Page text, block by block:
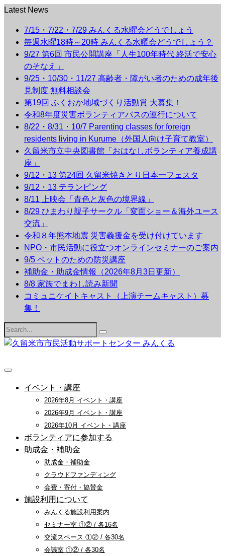
Latest News
7/15・7/22・7/29 みんくる水曜会どうでしょう
毎週水曜18時～20時 みんくる水曜会どうでしょう？
9/27 第6回 市民公開講座「人生100年時代 終活で安心
のそなえ」
9/25・10/30・11/27 高齢者・障がい者のための成年後
見制度 無料相談会
第19回 ふくおか地域づくり活動賞 大募集！
令和8年度災害ボランティアバスの運行について
8/22・8/31・10/7 Parenting classes for foreign
residents living in Kurume（外国人向け子育て教室）
久留米市立中央図書館「おはなしボランティア養成講
座」
9/12・13 第24回 久留米焼きとり日本一フェスタ
9/12・13 テランピング
8/11 上映会「青色と灰色の境界線」
8/29 ひまわり親子サークル「変面ショー＆海外ユース
交流」
令和８年熊本地震 災害義援金を受け付けています
NPO・市民活動に役立つオンラインセミナーのご案内
9/5 ペットのための防災講座
補助金・助成金情報（2026年8月3日更新）
8/8 家族でまわし読み新聞
コミュニケイトキャスト（上演チームキャスト）募
集！
Search
for:
イベント・講座
2026年8月 イベント・講座
2026年9月 イベント・講座
2026年10月 イベント・講座
ボランティアに参加する
助成金・補助金
助成金・補助金
クラウドファンディング
会費・寄付・協賛金
施設利用について
みんくる施設利用案内
セミナー室 ①② / 各16名
交流スペース ①② / 各30名
会議室 ①② / 各30名